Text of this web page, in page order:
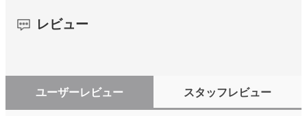
レビュー
ユーザーレビュー スタッフレビュー